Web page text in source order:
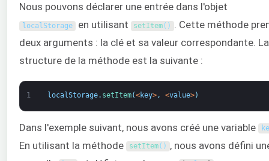
Nous pouvons déclarer une entrée dans l'objet
localStorage en utilisant setItem( ) . Cette méthode
deux arguments : la clé et sa valeur correspondante. La
structure de la méthode est la suivante :
1 localStorage. setItem(<key>, <value>)
Dans l'exemple suivant, nous avons créé une variable
En utilisant la méthode setItem( ) , nous avons défini